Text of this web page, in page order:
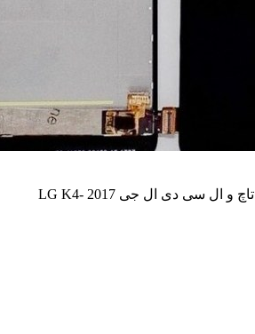
تاچ و ال سی دی ال جی LG K4- 2017